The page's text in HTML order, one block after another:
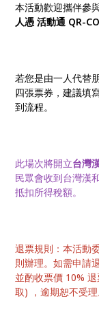
本活動歡迎攜伴參
人憑 活動通 QR-
若您是由一人代替
四張票券，建議填
到流程。
此場次將開立台灣
民眾會收到台灣漢
抵扣所得稅額。
退票規則：本活動
則辦理。如需申請
並酌收票價 10%
取) ，逾期恕不受理